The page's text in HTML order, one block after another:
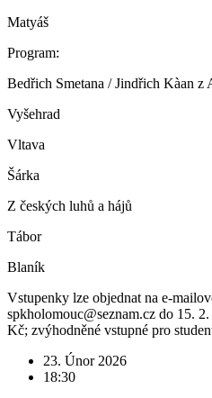
Matyáš
Program:
Bedřich Smetana / Jindřich Kàan z
Vyšehrad
Vltava
Šárka
Z českých luhů a hájů
Tábor
Blaník
Vstupenky lze objednat na e-
spkholomouc@seznam.cz do 15.
Kč; zvýhodněné vstupné pro
23. Únor 2026
18:30